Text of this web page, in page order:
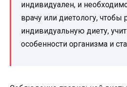
индивидуален, и
врачу или диетологу, чтобы
индивидуальную диету,
особенности организма и